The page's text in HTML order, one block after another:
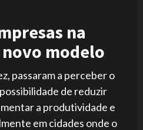
na
modelo
passaram a perceber o
de reduzir
a produtividade e
em cidades onde o